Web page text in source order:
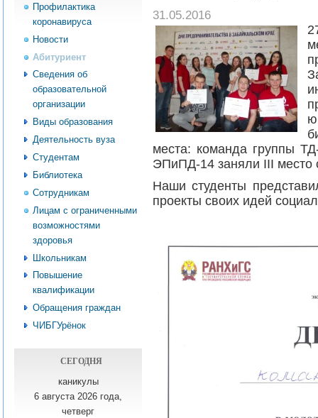
Профилактика
коронавируса
Новости
Абитуриент
Сведения об
образовательной
организации
Виды образования
Деятельность вуза
Студентам
Библиотека
Сотрудникам
Лицам с ограниченными
возможностями
здоровья
Школьникам
Повышение
квалификации
Обращения граждан
ЧИБГУрёнок
СЕГОДНЯ
каникулы
6 августа 2026 года,
четверг
31.05.2016
места: команда группы
ЭПиПД-14 заняли III место
Наши студенты
проекты своих идей